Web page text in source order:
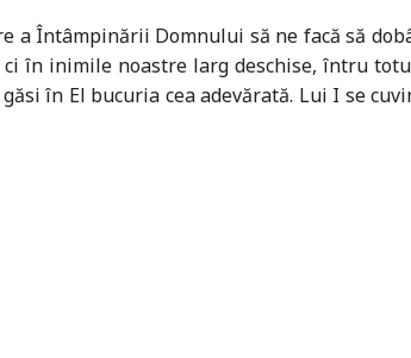
a Întâmpinării Domnului să ne facă să
în inimile noastre larg deschise, întru
în El bucuria cea adevărată. Lui I se